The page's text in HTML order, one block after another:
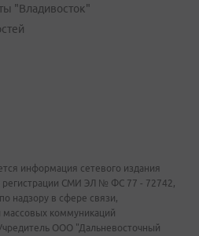
"Владивосток"
информация сетевого издания
регистрации СМИ ЭЛ № ФС 77 - 72742,
надзору в сфере связи,
коммуникаций
ООО "Дальневосточный